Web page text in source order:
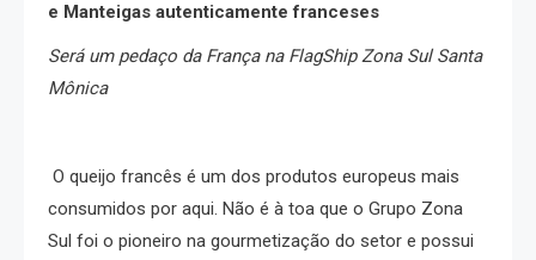
e Manteigas autenticamente franceses
Será um pedaço da França na FlagShip Zona Sul Santa
Mônica
O queijo francês é um dos produtos europeus mais
consumidos por aqui. Não é à toa que o Grupo Zona
Sul foi o pioneiro na gourmetização do setor e possui